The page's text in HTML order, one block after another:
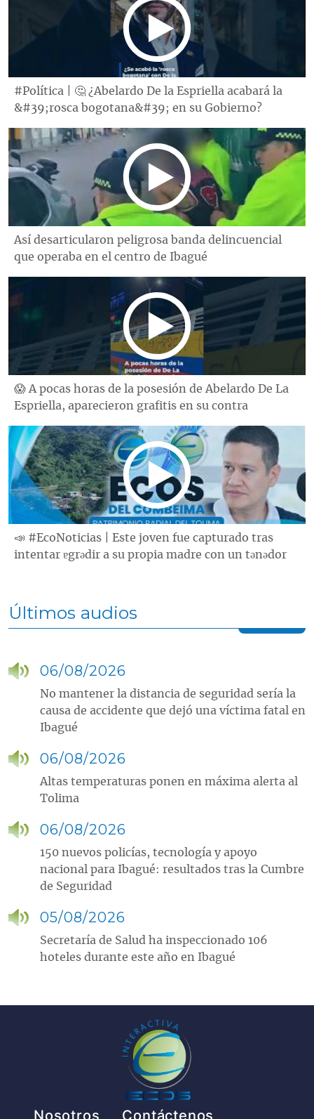
#Política | 🤔 ¿Abelardo De la Espriella acabará la
&#39;rosca bogotana&#39; en su Gobierno?
Así desarticularon peligrosa banda delincuencial
que operaba en el centro de Ibagué
😱 A pocas horas de la posesión de Abelardo De La
Espriella, aparecieron grafitis en su contra
📣 #EcoNoticias | Este joven fue capturado tras
intentar ɐgrǝdir a su propia madre con un tǝnǝdor
Últimos audios
06/08/2026
No mantener la distancia de seguridad sería la
causa de accidente que dejó una víctima fatal en
Ibagué
06/08/2026
Altas temperaturas ponen en máxima alerta al
Tolima
06/08/2026
150 nuevos policías, tecnología y apoyo
nacional para Ibagué: resultados tras la Cumbre
de Seguridad
05/08/2026
Secretaría de Salud ha inspeccionado 106
hoteles durante este año en Ibagué
Pie de página
Nosotros Contáctenos